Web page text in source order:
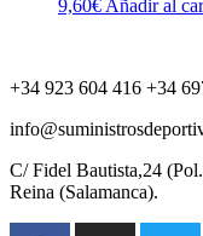
9,60€ Añadir al
+34 923 604 416 +34
C/ Fidel Bautista,24
Reina (Salamanca).